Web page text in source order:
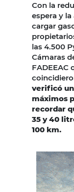
Con la
espera y
cargar
las 4.500
Cámaras
FADEEAC
verificó
máximos
recordar
35 y 40
100 km.